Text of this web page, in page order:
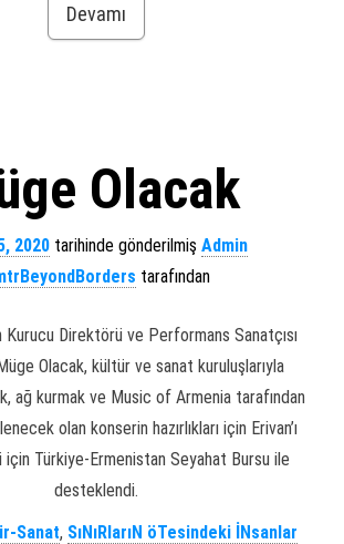
Devamı
Olacak
2020tarihinde gönderilmiş Admin
tarafından
Kurucu Direktörü ve Performans Sanatçısı
Olacak, kültür ve sanat kuruluşlarıyla
ağ kurmak ve Music of Armenia tarafından
olan konserin hazırlıkları için Erivan’ı
Türkiye-Ermenistan Seyahat Bursu ile
desteklendi.
Sanat, SıNıRlarıN öTesindeki İNsanlar